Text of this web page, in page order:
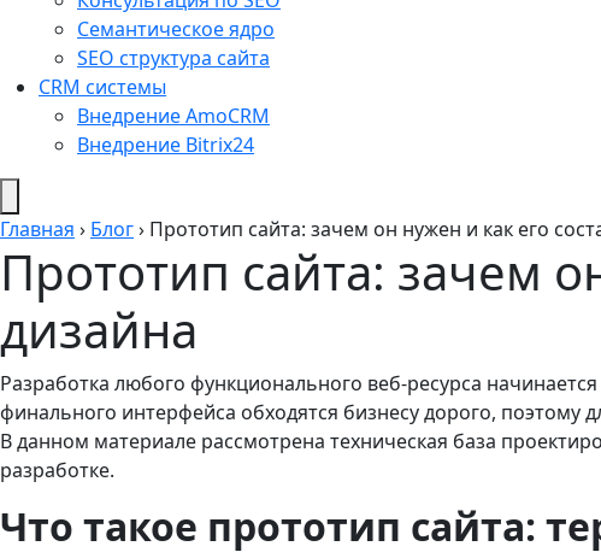
Семантическое ядро
SEO структура сайта
CRM системы
Внедрение AmoCRM
Внедрение Bitrix24
Главная › Блог› Прототип сайта: зачем он нужен и как его
Прототип сайта: зачем
дизайна
Разработка любого функционального веб-ресурса
финального интерфейса обходятся бизнесу дорого,
В данном материале рассмотрена техническая база
разработке.
Что такое прототип сайта: